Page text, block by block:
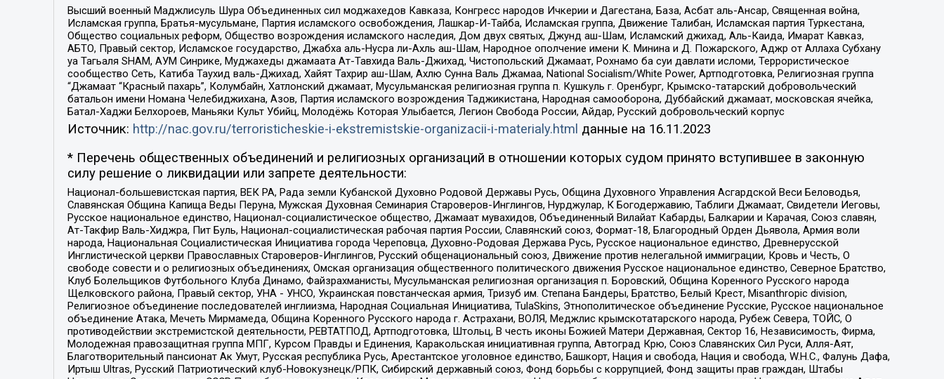
Высший военный Маджлисуль Шура Объединенных сил моджахедов Кавказа, Конгресс народов Ичкерии и Дагестана, База, Асбат аль-Ансар, Священная война,
Исламская группа, Братья-мусульмане, Партия исламского освобождения, Лашкар-И-Тайба, Исламская группа, Движение Талибан, Исламская партия Туркестана,
Общество социальных реформ, Общество возрождения исламского наследия, Дом двух святых, Джунд аш-Шам, Исламский джихад, Аль-Каида, Имарат Кавказ,
АБТО, Правый сектор, Исламское государство, Джабха аль-Нусра ли-Ахль аш-Шам, Народное ополчение имени К. Минина и Д. Пожарского, Аджр от Аллаха Субхану
уа Тагьаля SHAM, АУМ Синрике, Муджахеды джамаата Ат-Тавхида Валь-Джихад, Чистопольский Джамаат, Рохнамо ба суи давлати исломи, Террористическое
сообщество Сеть, Катиба Таухид валь-Джихад, Хайят Тахрир аш-Шам, Ахлю Сунна Валь Джамаа, National Socialism/White Power, Артподготовка, Религиозная группа
“Джамаат “Красный пахарь”, Колумбайн, Хатлонский джамаат, Мусульманская религиозная группа п. Кушкуль г. Оренбург, Крымско-татарский добровольческий
батальон имени Номана Челебиджихана, Азов, Партия исламского возрождения Таджикистана, Народная самооборона, Дуббайский джамаат, московская ячейка,
Батал-Хаджи Белхороев, Маньяки Культ Убийц, Молодёжь Которая Улыбается, Легион Свобода России, Айдар, Русский добровольческий корпус
Источник: http://nac.gov.ru/terroristicheskie-i-ekstremistskie-organizacii-i-materialy.html данные на 16.11.2023
* Перечень общественных объединений и религиозных организаций в отношении которых судом принято вступившее в законную
силу решение о ликвидации или запрете деятельности:
Национал-большевистская партия, ВЕК РА, Рада земли Кубанской Духовно Родовой Державы Русь, Община Духовного Управления Асгардской Веси Беловодья,
Славянская Община Капища Веды Перуна, Мужская Духовная Семинария Староверов-Инглингов, Нурджулар, К Богодержавию, Таблиги Джамаат, Свидетели Иеговы,
Русское национальное единство, Национал-социалистическое общество, Джамаат мувахидов, Объединенный Вилайат Кабарды, Балкарии и Карачая, Союз славян,
Ат-Такфир Валь-Хиджра, Пит Буль, Национал-социалистическая рабочая партия России, Славянский союз, Формат-18, Благородный Орден Дьявола, Армия воли
народа, Национальная Социалистическая Инициатива города Череповца, Духовно-Родовая Держава Русь, Русское национальное единство, Древнерусской
Инглистической церкви Православных Староверов-Инглингов, Русский общенациональный союз, Движение против нелегальной иммиграции, Кровь и Честь, О
свободе совести и о религиозных объединениях, Омская организация общественного политического движения Русское национальное единство, Северное Братство,
Клуб Болельщиков Футбольного Клуба Динамо, Файзрахманисты, Мусульманская религиозная организация п. Боровский, Община Коренного Русского народа
Щелковского района, Правый сектор, УНА - УНСО, Украинская повстанческая армия, Тризуб им. Степана Бандеры, Братство, Белый Крест, Misanthropic division,
Религиозное объединение последователей инглиизма, Народная Социальная Инициатива, TulaSkins, Этнополитическое объединение Русские, Русское национальное
объединение Атака, Мечеть Мирмамеда, Община Коренного Русского народа г. Астрахани, ВОЛЯ, Меджлис крымскотатарского народа, Рубеж Севера, ТОЙС, О
противодействии экстремистской деятельности, РЕВТАТПОД, Артподготовка, Штольц, В честь иконы Божией Матери Державная, Сектор 16, Независимость, Фирма,
Молодежная правозащитная группа МПГ, Курсом Правды и Единения, Каракольская инициативная группа, Автоград Крю, Союз Славянских Сил Руси, Алля-Аят,
Благотворительный пансионат Ак Умут, Русская республика Русь, Арестантское уголовное единство, Башкорт, Нация и свобода, Нация и свобода, W.H.С., Фалунь Дафа,
Иртыш Ultras, Русский Патриотический клуб-Новокузнецк/РПК, Сибирский державный союз, Фонд борьбы с коррупцией, Фонд защиты прав граждан, Штабы